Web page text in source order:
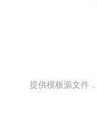
提供模板源文件